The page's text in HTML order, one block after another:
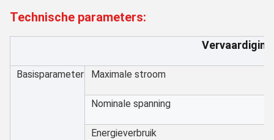
Technische parameters:
Vervaardiging
Basisparameters Maximale stroom
Nominale spanning
Energieverbruik